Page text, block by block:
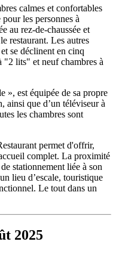
calmes et confortables
les personnes à
au rez-de-chaussée et
restaurant. Les autres
se déclinent en cinq
"2 lits" et neuf chambres à
», est équipée de sa propre
ainsi que d’un téléviseur à
les chambres sont
permet d'offrir,
complet. La proximité
stationnement liée à son
lieu d’escale, touristique
Le tout dans un
2025